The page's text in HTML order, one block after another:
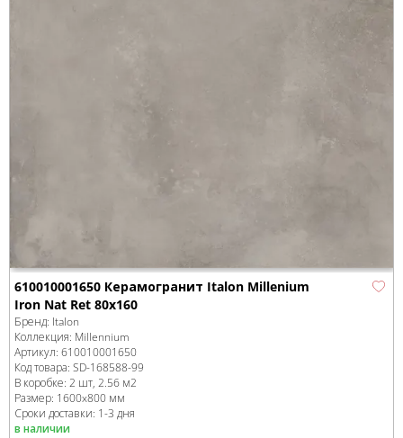
610010001650 Керамогранит Italon Millenium
Iron Nat Ret 80x160
Бренд: Italon
Коллекция: Millennium
Артикул: 610010001650
Код товара: SD-168588-99
В коробке: 2 шт, 2.56 м2
Размер: 1600x800 мм
Сроки доставки: 1-3 дня
в наличии